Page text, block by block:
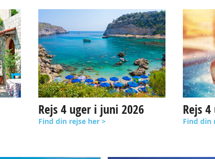
Rejs 4 uger i juni 2026
Find din rejse her >
Rejs
Find din